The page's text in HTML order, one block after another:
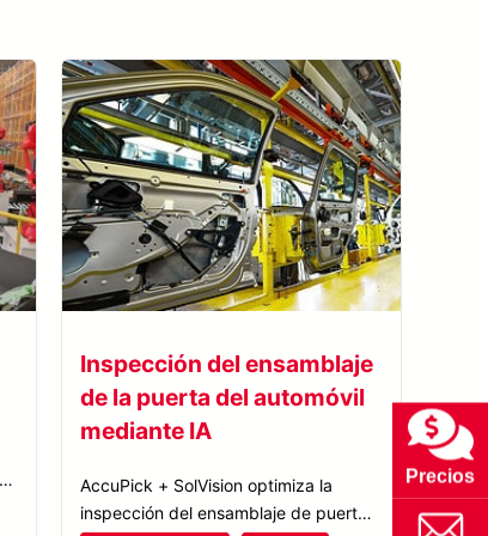
Inspección del ensamblaje
de la puerta del automóvil
mediante IA
AccuPick + SolVision optimiza la
inspección del ensamblaje de puertas
Precios